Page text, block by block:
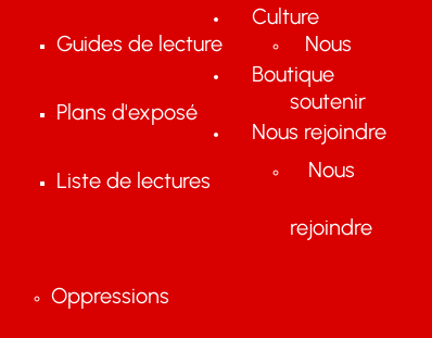
Guides de lecture
Plans d'exposé
Liste de lectures
Nous
soutenir
Nous
rejoindre
Oppressions
Culture
Boutique
Nous rejoindre